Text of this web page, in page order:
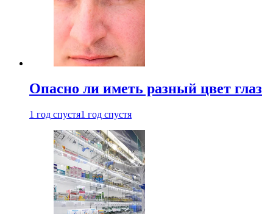
Опасно ли иметь разный цвет глаз
1 год спустя1 год спустя